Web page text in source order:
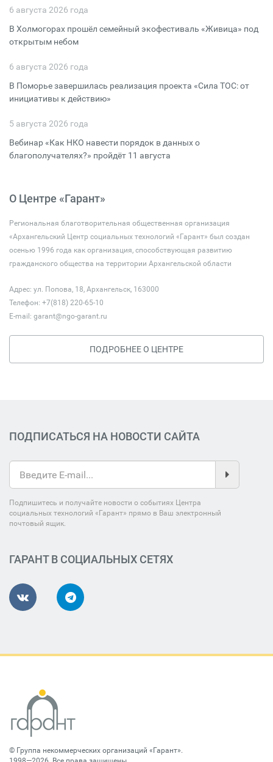
6 августа 2026 года
В Холмогорах прошёл семейный экофестиваль «Живица» под
открытым небом
6 августа 2026 года
В Поморье завершилась реализация проекта «Сила ТОС: от
инициативы к действию»
5 августа 2026 года
Вебинар «Как НКО навести порядок в данных о
благополучателях?» пройдёт 11 августа
О Центре «Гарант»
Региональная благотворительная общественная организация
«Архангельский Центр социальных технологий «Гарант» был создан
осенью 1996 года как организация, способствующая развитию
гражданского общества на территории Архангельской области
Адрес: ул. Попова, 18, Архангельск, 163000
Телефон: +7(818) 220-65-10
E-mail: garant@ngo-garant.ru
ПОДРОБНЕЕ О ЦЕНТРЕ
ПОДПИСАТЬСЯ НА НОВОСТИ САЙТА
Подпишитесь и получайте новости о событиях Центра
социальных технологий «Гарант» прямо в Ваш электронный
почтовый ящик.
ГАРАНТ В СОЦИАЛЬНЫХ СЕТЯХ
© Группа некоммерческих организаций «Гарант».